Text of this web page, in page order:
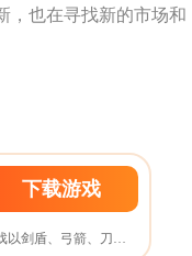
，也在寻找新的市场和
下载游戏
《西域风云》是由游艺春秋自主研发的一款MMORPG手游大作。游戏以剑盾、弓箭、刀三个职业基础定位，加入自由养成玩法，超强打击感酷炫技能等你体验。并提供冰、火、雷三系气功，玩家可任意选择，自由度MAX。